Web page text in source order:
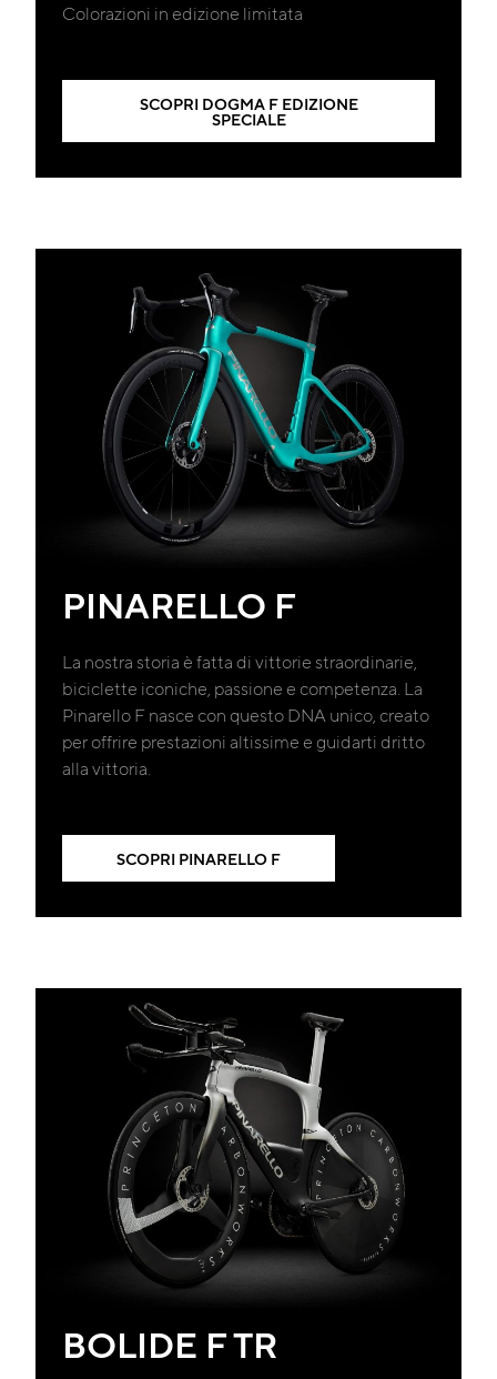
Colorazioni in edizione limitata
SCOPRI DOGMA F EDIZIONE
SPECIALE
PINARELLO F
La nostra storia è fatta di vittorie straordinarie,
biciclette iconiche, passione e competenza. La
Pinarello F nasce con questo DNA unico, creato
per offrire prestazioni altissime e guidarti dritto
alla vittoria.
SCOPRI PINARELLO F
BOLIDE F TR